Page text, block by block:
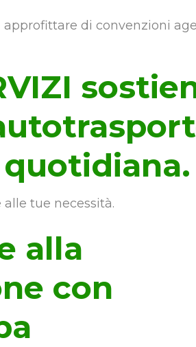
approfittare di convenzioni
tue necessità.
alla
con